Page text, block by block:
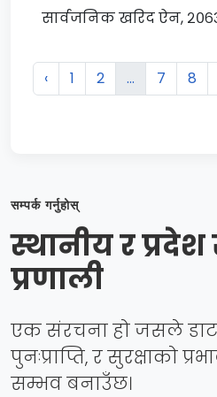
सार्वजनिक खरिद ऐन,
‹ 1 2 ... 7 8
सम्पर्क गर्नुहोस्
स्थानीय र
प्रणाली
एक संरचना हो जसले
पुनःप्राप्ति, र सुरक्षाको
सम्भव बनाउँछ।